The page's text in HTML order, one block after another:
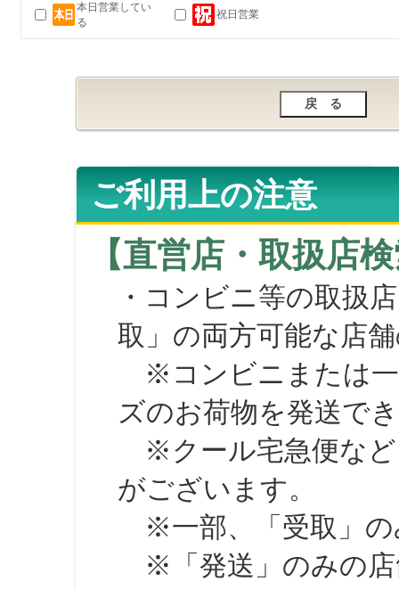
本日営業してい
る
祝日営業
ご利用上の注意
【直営店・取扱店
・コンビニ等の取扱
取」の両方可能な店
※コンビニまたは一
ズのお荷物を発送で
※クール宅急便など
がございます。
※一部、「受取」の
※「発送」のみの店